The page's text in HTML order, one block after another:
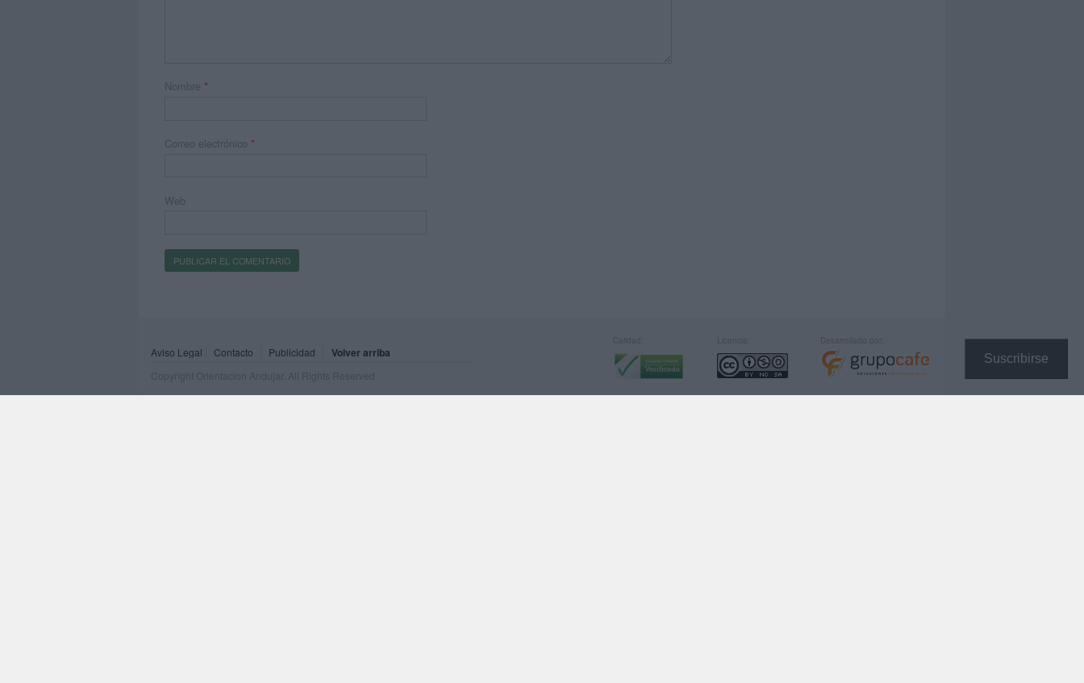
Suscribirse
Nombre *
Correo electrónico *
Web
Aviso Legal Contacto Publicidad Volver arriba